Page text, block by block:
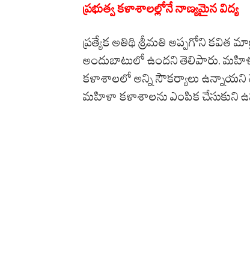
ప్రభుత్వ కళాశాలల్లోనే నాణ్యమైన విద్య
ప్రత్యేక అతిథి శ్రీమతి అప్పగోని కవిత
అందుబాటులో ఉందని తెలిపారు.
కళాశాలలో అన్ని సౌకర్యాలు ఉన్నాయని
మహిళా కళాశాలను ఎంపిక చేసుకుని